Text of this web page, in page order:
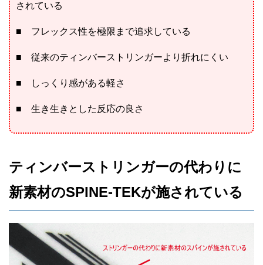
されている
■ フレックス性を極限まで追求している
■ 従来のティンバーストリンガーより折れにくい
■ しっくり感がある軽さ
■ 生き生きとした反応の良さ
ティンバーストリンガーの代わりに
新素材のSPINE-TEKが施されている